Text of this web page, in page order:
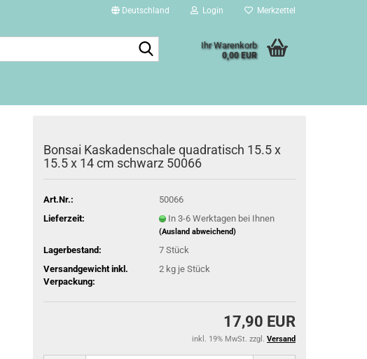
Deutschland Login Merkzettel
Ihr Warenkorb
0,00 EUR
Bonsai Kaskadenschale quadratisch 15.5 x
15.5 x 14 cm schwarz 50066
Art.Nr.:
50066
Lieferzeit:
In 3-6 Werktagen bei Ihnen
(Ausland abweichend)
Lagerbestand: 7 Stück
Versandgewicht inkl.
Verpackung:
2 kg je Stück
17,90 EUR
inkl. 19% MwSt. zzgl. Versand